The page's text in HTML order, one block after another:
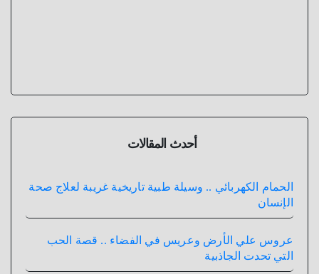
أحدث المقالات
الحمام الكهربائي .. وسيلة طبية تاريخية غريبة لعلاج صحة
الإنسان
عروس علي الأرض وعريس في الفضاء .. قصة الحب
التي تحدت الجاذبية